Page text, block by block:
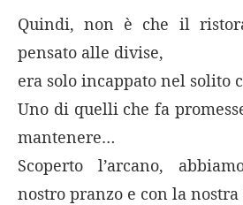
Quindi, non è che il
pensato alle divise,
era solo incappato nel solito
Uno di quelli che fa
mantenere…
Scoperto l’arcano,
nostro pranzo e con la